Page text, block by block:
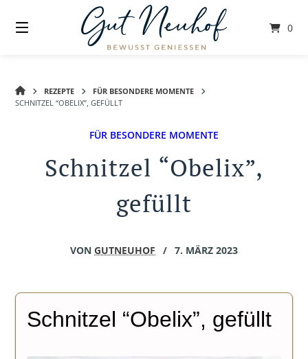
zum
Inhalt
0
GUT
NEUHOF
REZEPTE
FÜR BESONDERE MOMENTE
SCHNITZEL “OBELIX”, GEFÜLLT
FÜR BESONDERE MOMENTE
Schnitzel “Obelix”,
gefüllt
VON GUTNEUHOF / 7. MÄRZ 2023
Schnitzel “Obelix”, gefüllt